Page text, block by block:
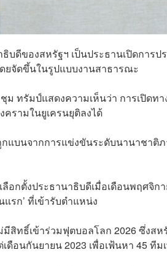
บดีของสหรัฐฯ เป็นประธานเปิดกา
ยจัดขึ้นในรูปแบบงานสาธารณะ
ม ทรัมป์แสดงความเห็นว่า การเปิดท
ครามในยูเครนยุติลงได้
แบนจากการแข่งขันระดับนานาชาติ
อกตั้งประธานาธิบดีเมื่อเดือนพฤศจิก
แรก’ ที่เข้ารับตำแหน่ง
สิทธิ์เข้าร่วมฟุตบอลโลก 2026 ซึ่งส
ดือนกันยายน 2023 เพื่อเฟ้นหา 45 ทีม